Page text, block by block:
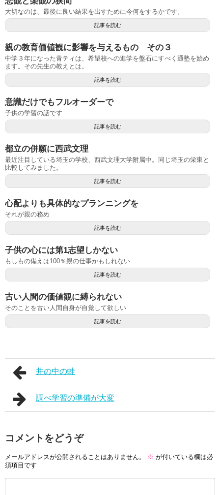
大切なのは、最後に良い結果を出すために今何をするかです。
記事を読む
親の教育価値観に影響を与えるもの その３
中学３年になった青ティは、希望校への進学を盤石にすべく通塾を始め
ます。その先生の教えとは。
記事を読む
意識だけでもフルオーダーで
子供の学習の話です
記事を読む
都立の併願に西武文理
最近注目している埼玉の学校、西武文理大学附属中。同じ埼玉の栄東と
比較してみました。
記事を読む
心配よりも具体的なプランニングを
それが親の務め
記事を読む
子供の心には第1志望しかない
もしもの備えは100％親の仕事かもしれない
記事を読む
古い人間の価値観に縛られない
そのことを古い人間自身が自覚して欲しい
記事を読む
井の中の蛙
調べ学習の準備が大変
コメントをどうぞ
メールアドレスが公開されることはありません。 ※ が付いている欄は必
須項目です